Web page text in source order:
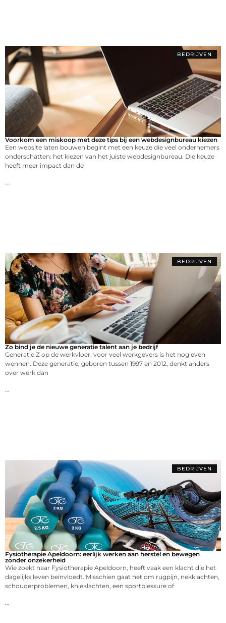
BEDRIJVEN
Voorkom een miskoop met deze tips bij een webdesignbureau kiezen
Een website laten bouwen begint met een keuze die veel ondernemers
onderschatten: het kiezen van het juiste webdesignbureau. Die keuze
heeft meer impact dan de
BEDRIJVEN
Zo bind je de nieuwe generatie talent aan je bedrijf
Generatie Z op de werkvloer, voor veel werkgevers is het nog even
wennen. Deze generatie, geboren tussen 1997 en 2012, denkt anders
over werk dan
BEDRIJVEN
Fysiotherapie Apeldoorn: eerlijk werken aan herstel en bewegen
zonder onzekerheid
Wie zoekt naar Fysiotherapie Apeldoorn, heeft vaak een klacht die het
dagelijks leven beïnvloedt. Misschien gaat het om rugpijn, nekklachten,
schouderproblemen, knieklachten, een sportblessure of